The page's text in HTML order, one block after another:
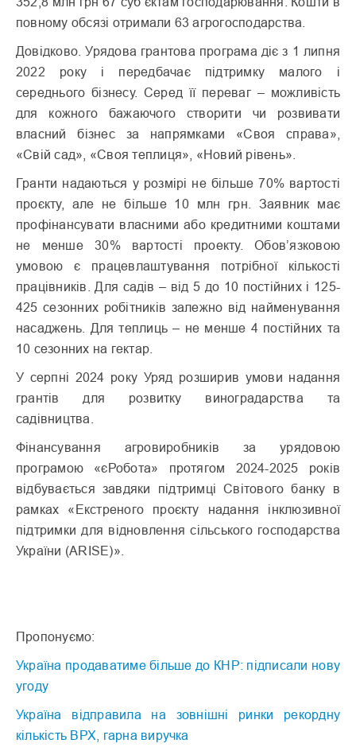
повному обсязі отримали 63 агрогосподарства.
Довідково. Урядова грантова програма діє з 1 липня
2022 року і передбачає підтримку малого і
середнього бізнесу. Серед її переваг – можливість
для кожного бажаючого створити чи розвивати
власний бізнес за напрямками «Своя справа»,
«Свій сад», «Своя теплиця», «Новий рівень».
Гранти надаються у розмірі не більше 70% вартості
проєкту, але не більше 10 млн грн. Заявник має
профінансувати власними або кредитними коштами
не менше 30% вартості проекту. Обов’язковою
умовою є працевлаштування потрібної кількості
працівників. Для садів – від 5 до 10 постійних і 125-
425 сезонних робітників залежно від найменування
насаджень. Для теплиць – не менше 4 постійних та
10 сезонних на гектар.
У серпні 2024 року Уряд розширив умови надання
грантів для розвитку виноградарства та
садівництва.
Фінансування агровиробників за урядовою
програмою «єРобота» протягом 2024-2025 років
відбувається завдяки підтримці Світового банку в
рамках «Екстреного проєкту надання інклюзивної
підтримки для відновлення сільського господарства
України (ARISE)».
Пропонуємо:
Україна продаватиме більше до КНР: підписали нову
угоду
Україна відправила на зовнішні ринки рекордну
кількість ВРХ, гарна виручка